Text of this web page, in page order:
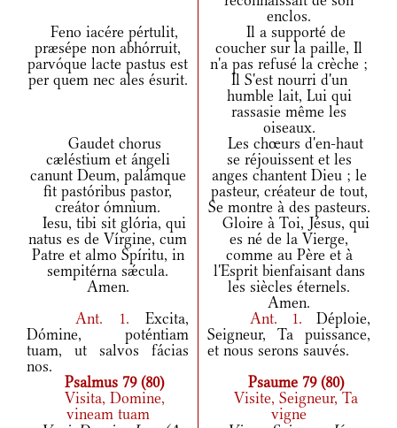
enclos.
Feno iacére pértulit,
præsépe non abhórruit,
parvóque lacte pastus est
per quem nec ales ésurit.
Il a supporté de
coucher sur la paille, Il
n'a pas refusé la crèche ;
Il S'est nourri d'un
humble lait, Lui qui
rassasie même les
oiseaux.
Gaudet chorus
cæléstium et ángeli
canunt Deum, palámque
fit pastóribus pastor,
creátor ómnium.
Les chœurs d'en-haut
se réjouissent et les
anges chantent Dieu ; le
pasteur, créateur de tout,
Se montre à des pasteurs.
Iesu, tibi sit glória, qui
natus es de Vírgine, cum
Patre et almo Spíritu, in
sempitérna sǽcula.
Amen.
Gloire à Toi, Jésus, qui
es né de la Vierge,
comme au Père et à
l'Esprit bienfaisant dans
les siècles éternels.
Amen.
Ant. 1. Excita,
Dómine, poténtiam
tuam, ut salvos fácias
nos.
Ant. 1. Déploie,
Seigneur, Ta puissance,
et nous serons sauvés.
Psalmus 79 (80)
Psaume 79 (80)
Visita, Domine,
vineam tuam
Visite, Seigneur, Ta
vigne